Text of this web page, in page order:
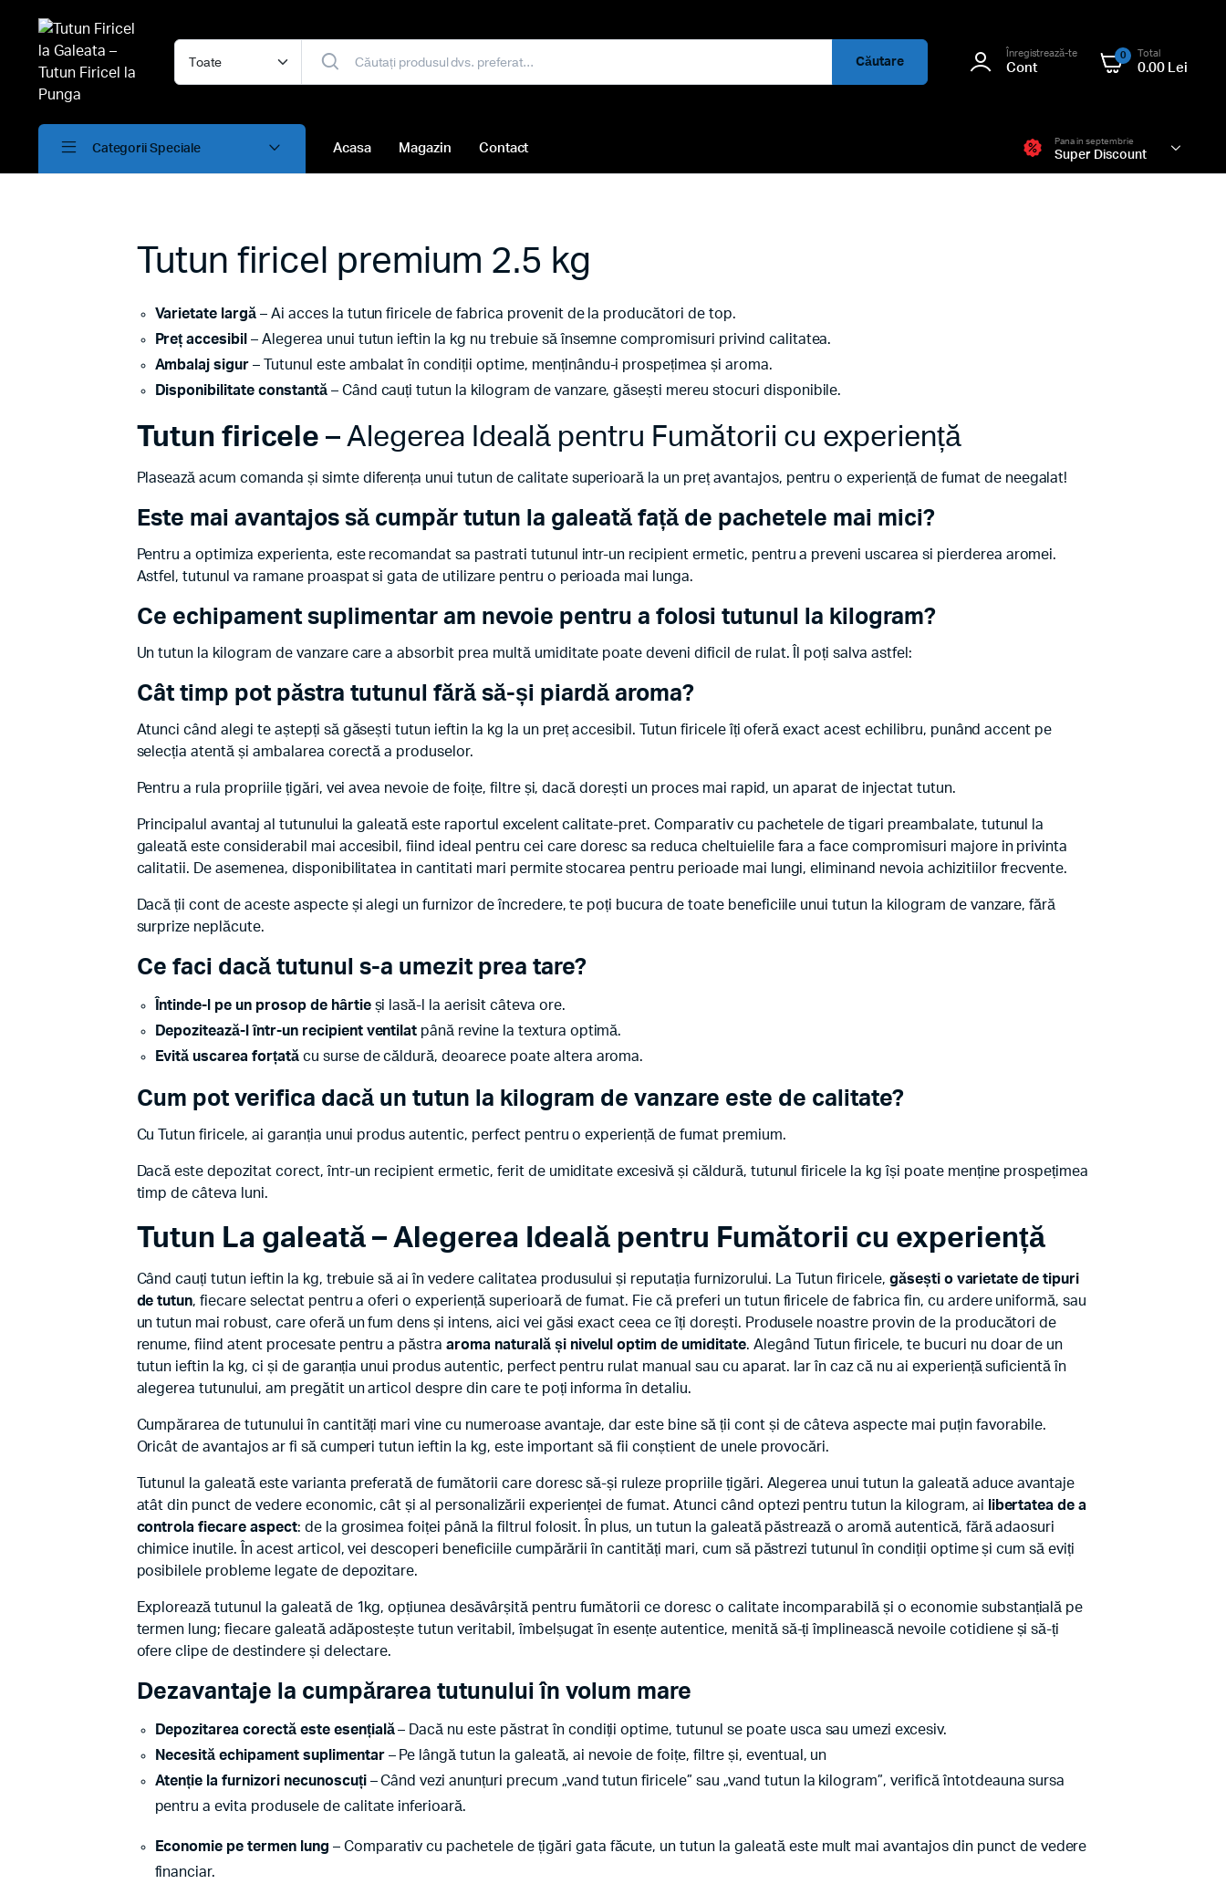
Căutare
Înregistrează-te
Cont
0 Total
0.00 Lei
Categorii Speciale Acasa Magazin Contact
Pana in septembrie
Super Discount
Tutun firicel premium 2.5 kg
Varietate largă – Ai acces la tutun firicele de fabrica provenit de la producători de top.
Preț accesibil – Alegerea unui tutun ieftin la kg nu trebuie să însemne compromisuri privind calitatea.
Ambalaj sigur – Tutunul este ambalat în condiții optime, menținându-i prospețimea și aroma.
Disponibilitate constantă– Când cauți tutun la kilogram de vanzare, găsești mereu stocuri disponibile.
Tutun firicele – Alegerea Ideală pentru Fumătorii cu experiență
Plasează acum comanda și simte diferența unui tutun de calitate superioară la un preț avantajos, pentru o experiență de fumat de neegalat!
Este mai avantajos să cumpăr tutun la galeatăfață de pachetele mai mici?
Pentru a optimiza experienta, este recomandat sa pastrati tutunul intr-un recipient ermetic, pentru a preveni uscarea si pierderea aromei.
Astfel, tutunul va ramane proaspat si gata de utilizare pentru o perioada mai lunga.
Ce echipament suplimentar am nevoie pentru a folosi tutunul la kilogram?
Un tutun la kilogram de vanzare care a absorbit prea multă umiditate poate deveni dificil de rulat. Îl poți salva astfel:
Cât timp pot păstra tutunul fără să-și piardă aroma?
Atunci când alegi te aștepți să găsești tutun ieftin la kg la un preț accesibil. Tutun firicele îți oferă exact acest echilibru, punând accent pe
selecția atentă și ambalarea corectă a produselor.
Pentru a rula propriile țigări, vei avea nevoie de foițe, filtre și, dacă dorești un proces mai rapid, un aparat de injectat tutun.
Principalul avantaj al tutunului la galeată este raportul excelent calitate-pret. Comparativ cu pachetele de tigari preambalate, tutunul la
galeată este considerabil mai accesibil, fiind ideal pentru cei care doresc sa reduca cheltuielile fara a face compromisuri majore in privinta
calitatii. De asemenea, disponibilitatea in cantitati mari permite stocarea pentru perioade mai lungi, eliminand nevoia achizitiilor frecvente.
Dacă ții cont de aceste aspecte și alegi un furnizor de încredere, te poți bucura de toate beneficiile unui tutun la kilogram de vanzare, fără
surprize neplăcute.
Ce faci dacă tutunul s-a umezit prea tare?
Întinde-l pe un prosop de hârtieși lasă-l la aerisit câteva ore.
Depozitează-l într-un recipient ventilat până revine la textura optimă.
Evită uscarea forțatăcu surse de căldură, deoarece poate altera aroma.
Cum pot verifica dacă un tutun la kilogram de vanzare este de calitate?
Cu Tutun firicele, ai garanția unui produs autentic, perfect pentru o experiență de fumat premium.
Dacă este depozitat corect, într-un recipient ermetic, ferit de umiditate excesivă și căldură, tutunul firicele la kg își poate menține prospețimea
timp de câteva luni.
Tutun La galeată– Alegerea Ideală pentru Fumătorii cu experiență
Când cauți tutun ieftin la kg, trebuie să ai în vedere calitatea produsului și reputația furnizorului. La Tutun firicele, găsești o varietate de tipuri
de tutun, fiecare selectat pentru a oferi o experiență superioară de fumat. Fie că preferi un tutun firicele de fabrica fin, cu ardere uniformă, sau
un tutun mai robust, care oferă un fum dens și intens, aici vei găsi exact ceea ce îți dorești. Produsele noastre provin de la producători de
renume, fiind atent procesate pentru a păstraaroma naturală și nivelul optim de umiditate. Alegând Tutun firicele, te bucuri nu doar de un
tutun ieftin la kg, ci și de garanția unui produs autentic, perfect pentru rulat manual sau cu aparat. Iar în caz că nu ai experiență suficientă în
alegerea tutunului, am pregătit un articol despre din care te poți informa în detaliu.
Cumpărarea de tutunului în cantități mari vine cu numeroase avantaje, dar este bine să ții cont și de câteva aspecte mai puțin favorabile.
Oricât de avantajos ar fi să cumperi tutun ieftin la kg, este important să fii conștient de unele provocări.
Tutunul la galeată este varianta preferată de fumătorii care doresc să-și ruleze propriile țigări. Alegerea unui tutun la galeată aduce avantaje
atât din punct de vedere economic, cât și al personalizării experienței de fumat. Atunci când optezi pentru tutun la kilogram, ai
libertatea de a
controla fiecare aspect: de la grosimea foiței până la filtrul folosit. În plus, un tutun la galeată păstrează o aromă autentică, fără adaosuri
chimice inutile. În acest articol, vei descoperi beneficiile cumpărării în cantități mari, cum să păstrezi tutunul în condiții optime și cum să eviți
posibilele probleme legate de depozitare.
Explorează tutunul la galeată de 1kg, opțiunea desăvârșită pentru fumătorii ce doresc o calitate incomparabilă și o economie substanțială pe
termen lung; fiecare galeată adăpostește tutun veritabil, îmbelșugat în esențe autentice, menită să-ți împlinească nevoile cotidiene și să-ți
ofere clipe de destindere și delectare.
Dezavantaje la cumpărarea tutunului în volum mare
Depozitarea corectă este esențială– Dacă nu este păstrat în condiții optime, tutunul se poate usca sau umezi excesiv.
Necesită echipament suplimentar– Pe lângă tutun la galeată, ai nevoie de foițe, filtre și, eventual, un
Atenție la furnizori necunoscuți– Când vezi anunțuri precum „vand tutun firicele” sau „vand tutun la kilogram”, verifică întotdeauna sursa
pentru a evita produsele de calitate inferioară.
Economie pe termen lung – Comparativ cu pachetele de țigări gata făcute, un tutun la galeată este mult mai avantajos din punct de vedere
financiar.